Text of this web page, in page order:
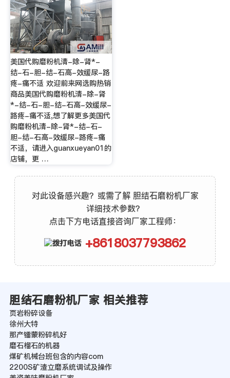
美国代购磨粉机清-除-肾*-
结-石-胆-结-石高-效缓尿-路
疼-痛不适 欢迎前来网选购热销
商品美国代购磨粉机清-除-肾
*-结-石-胆-结-石高-效缓尿-
路疼-痛不适,想了解更多美国代
购磨粉机清-除-肾*-结-石-
胆-结-石高-效缓尿-路疼-痛
不适，请进入guanxueyan01的
店铺，更 …
对此设备感兴趣？或需了解 胆结石磨粉机厂家
详细技术参数？
点击下方电话直接咨询厂家工程师：
+8618037793862
胆结石磨粉机厂家 相关推荐
页岩粉碎设备
徐州大特
那产镭蒙粉碎机好
磨石榴石的机器
煤矿机械台班包含的内容com
2200S矿渣立磨系统调试及操作